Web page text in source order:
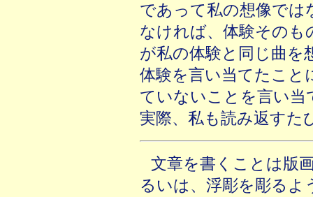
であって私の想像では
なければ、体験そのも
が私の体験と同じ曲を
体験を言い当てたこと
ていないことを言い
実際、私も読み返すた
文章を書くことは版
るいは、浮彫を彫るよ